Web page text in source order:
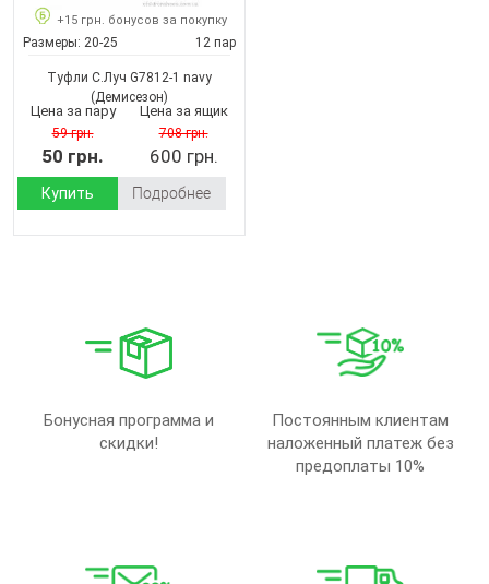
+15 грн. бонусов за покупку
Размеры: 20-25 12 пар
Туфли С.Луч G7812-1 navy
(Демисезон)
Цена за пару
59 грн.
50 грн.
Цена за ящик
708 грн.
600 грн.
Купить Подробнее
Бонусная программа и
скидки!
Постоянным клиентам
наложенный платеж без
предоплаты 10%